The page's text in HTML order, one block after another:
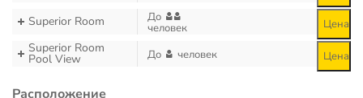
Superior Room До
человек Цена
Superior Room
Pool View До человек Цена
Расположение